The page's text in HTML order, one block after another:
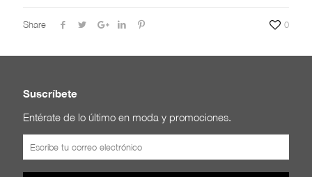
Share 0
Suscríbete
Entérate de lo último en moda y promociones.